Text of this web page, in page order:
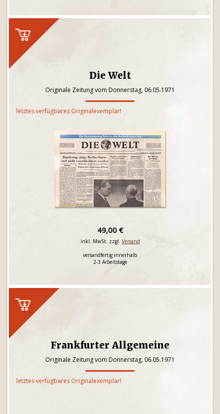
Die Welt
Originale Zeitung vom Donnerstag, 06.05.1971
letztes verfügbares Originalexemplar!
49,00 €
inkl. MwSt. zzgl. Versand
versandfertig innerhalb
2-3 Arbeitstage
Frankfurter Allgemeine
Originale Zeitung vom Donnerstag, 06.05.1971
letztes verfügbares Originalexemplar!